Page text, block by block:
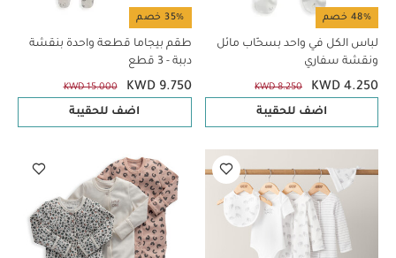
48% خصم
لباس الكل في واحد بسحّاب مائل
ونقشة سفاري
KWD 4.250
KWD 8.250
اضف للحقيبة
35% خصم
طقم بيجاما قطعة واحدة بنقشة
دببة - 3 قطع
KWD 9.750
KWD 15.000
اضف للحقيبة